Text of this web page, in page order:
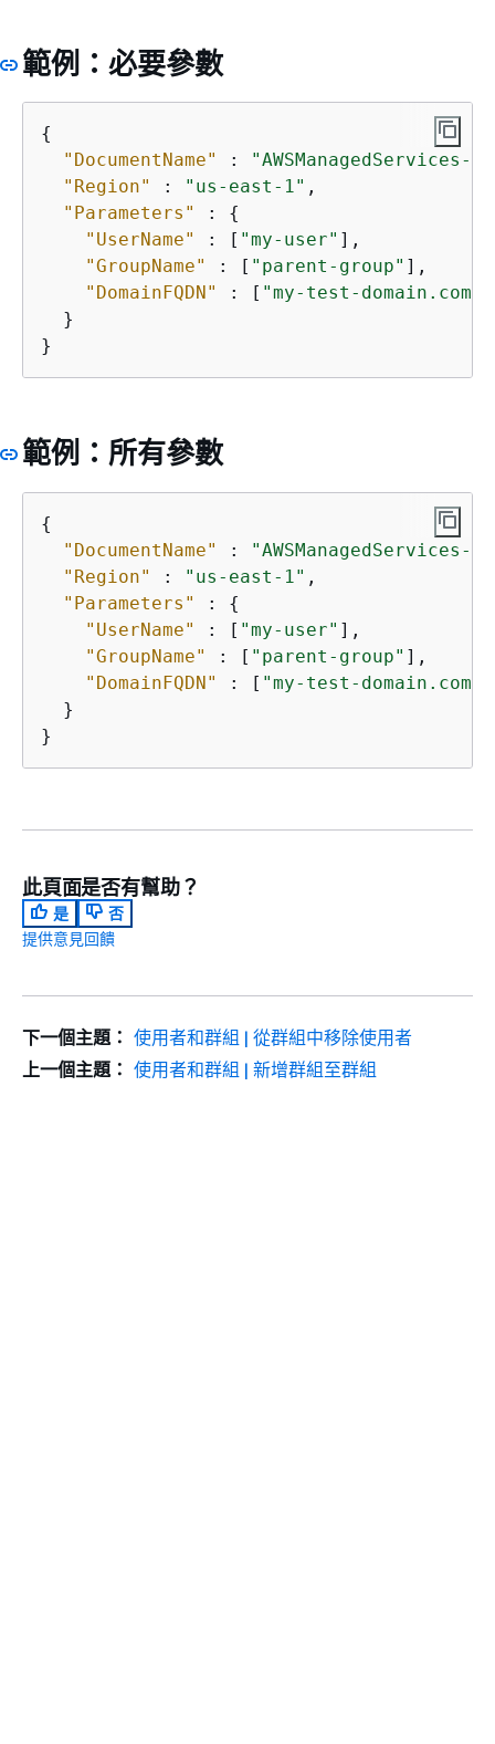
範例：必要參數
{
"DocumentName"
:
"AWSManagedServices-
"Region"
: "us-east-1" ,
"Parameters"
: {
"UserName"
: [ "my-user" ],
"GroupName"
: [ "parent-group" ],
"DomainFQDN"
: [ "my-test-domain.com"
  }
}
範例：所有參數
{
"DocumentName"
:
"AWSManagedServices-
"Region"
: "us-east-1" ,
"Parameters"
: {
"UserName"
: [ "my-user" ],
"GroupName"
: [ "parent-group" ],
"DomainFQDN"
: [ "my-test-domain.com"
  }
}
此頁面是否有幫助？
是
否
提供意見回饋
下一個主題： 使用者和群組 | 從群組中移除使用者
上一個主題： 使用者和群組 | 新增群組至群組